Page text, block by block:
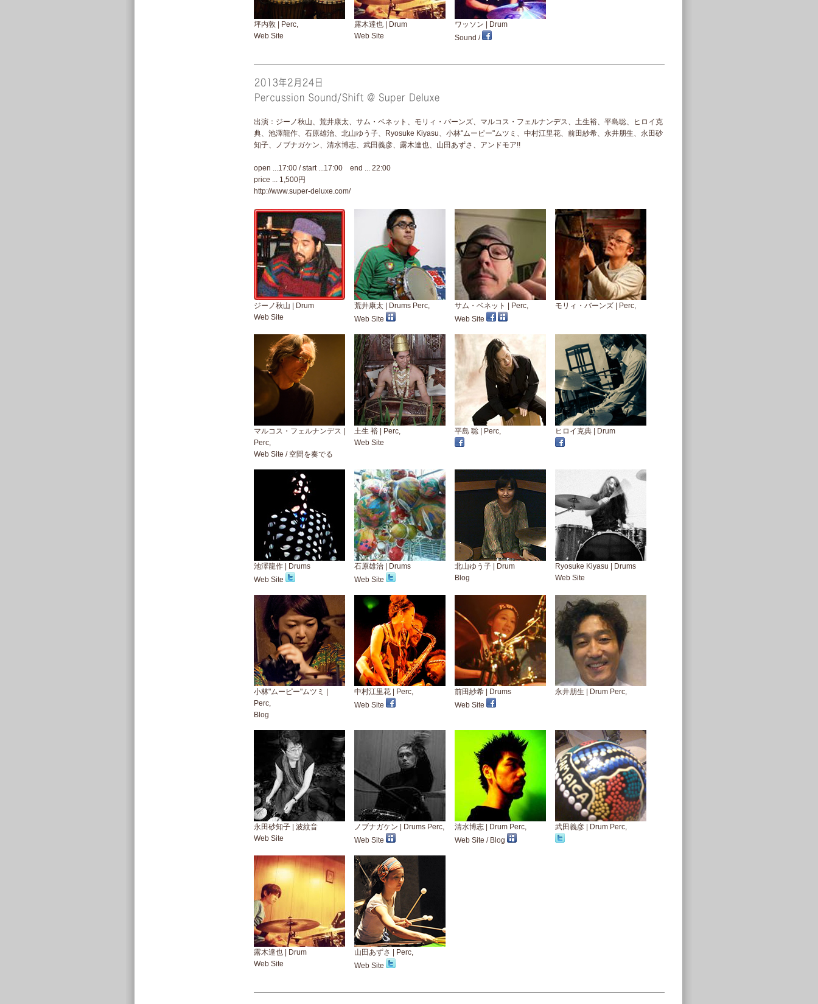
坪内敦 | Perc,
Web Site
露木達也 | Drum
Web Site
ワッソン | Drum
Sound /
出演：ジーノ秋山、荒井康太、サム・ベネット、モリィ・バーンズ、マルコス・フェルナンデス、土生裕、平島聡、ヒロイ克
典、池澤龍作、石原雄治、北山ゆう子、Ryosuke Kiyasu、小林"ムーピー"ムツミ、中村江里花、前田紗希、永井朋生、永田砂
知子、ノブナガケン、清水博志、武田義彦、露木達也、山田あずさ、アンドモア!!
open ...17:00 / start ...17:00 end ... 22:00
price ... 1,500円
http://www.super-deluxe.com/
ジーノ秋山 | Drum
Web Site
荒井康太 | Drums Perc,
Web Site
サム・ベネット | Perc,
Web Site
モリィ・バーンズ | Perc,
マルコス・フェルナンデス |
Perc,
Web Site / 空間を奏でる
土生 裕 | Perc,
Web Site
平島 聡 | Perc, ヒロイ克典 | Drum
池澤龍作 | Drums
Web Site
石原雄治 | Drums
Web Site
北山ゆう子 | Drum
Blog
Ryosuke Kiyasu | Drums
Web Site
小林"ムーピー"ムツミ |
Perc,
Blog
中村江里花 | Perc,
Web Site
前田紗希 | Drums
Web Site
永井朋生 | Drum Perc,
永田砂知子 | 波紋音
Web Site
ノブナガケン | Drums Perc,
Web Site
清水博志 | Drum Perc,
Web Site / Blog
武田義彦 | Drum Perc,
露木達也 | Drum
Web Site
山田あずさ | Perc,
Web Site